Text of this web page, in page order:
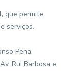
que permite
serviços.
Pena,
Rui Barbosa e